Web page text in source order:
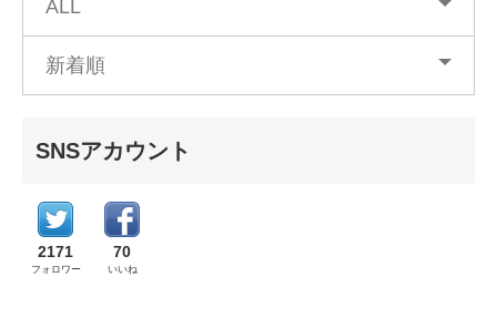
ALL
新着順
SNSアカウント
2171
フォロワー
70
いいね